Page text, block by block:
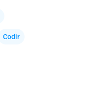
Codir